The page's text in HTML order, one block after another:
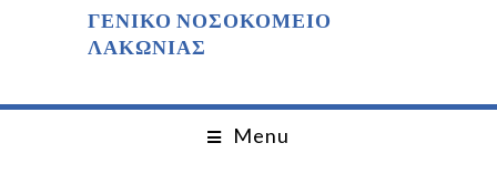
ΓΕΝΙΚΟ ΝΟΣΟΚΟΜΕΙΟ
ΛΑΚΩΝΙΑΣ
Menu